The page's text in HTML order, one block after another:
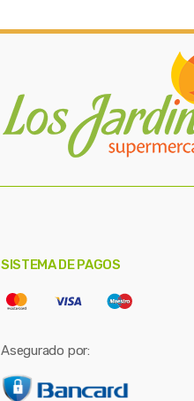
SISTEMA DE PAGOS
Asegurado por: